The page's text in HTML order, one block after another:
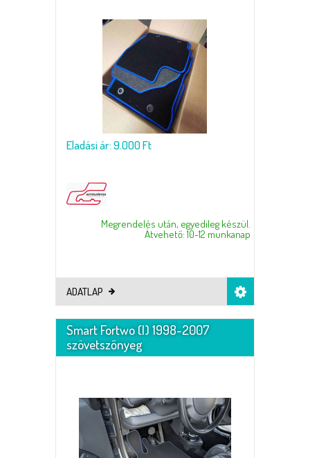
Eladási ár: 9.000 Ft
Megrendelés után, egyedileg készül.
Átvehető: 10-12 munkanap
ADATLAP
Smart Fortwo (I) 1998-2007
szövetszőnyeg